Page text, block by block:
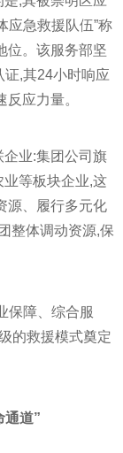
应急救援队伍”称
位。该服务部坚
证,其24小时响应
应力量。
企业:集团公司旗
等板块企业,这
源、履行多元化
整体调动资源,保
保障、综合服
的救援模式奠定
通道”